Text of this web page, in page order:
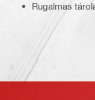
Rugalmas